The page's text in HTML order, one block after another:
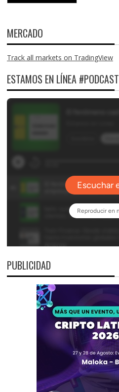
MERCADO
Track all markets on TradingView
ESTAMOS EN LÍNEA #PODCAST
PUBLICIDAD